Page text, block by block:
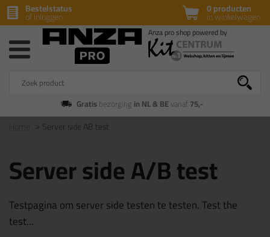
0 producten
in winkelwagen
Bestelstatus
of inloggen
Gratisbezorging in NL & BEvanaf75,-
Server side AB test
Server side A/B test
Testpagina om server side testen te testen. Test the
test...